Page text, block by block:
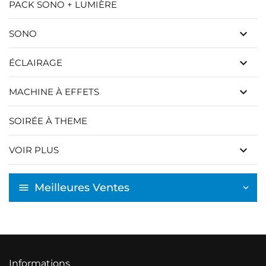
PACK SONO + LUMIÈRE
SONO keyboard_arrow_down
ÉCLAIRAGE keyboard_arrow_down
MACHINE À EFFETS keyboard_arrow_down
SOIRÉE À THEME
VOIR PLUS keyboard_arrow_down
Meilleures Ventes
Informations